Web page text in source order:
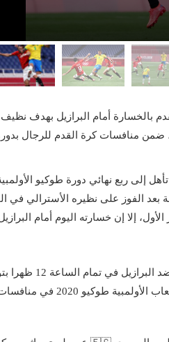
بالخسارة أمام البرازيل بهدف
منافسات كرة القدم للرجال بدورة
الفوز على نظيره الأسترالي في
إلا إن خسارته اليوم أمام
وانطلقت مباراة منتخب مصر
اليوم السبت، في دور الثمانية بدورة